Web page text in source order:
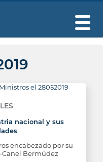
nacional y sus
encabezado por su
Bermúdez